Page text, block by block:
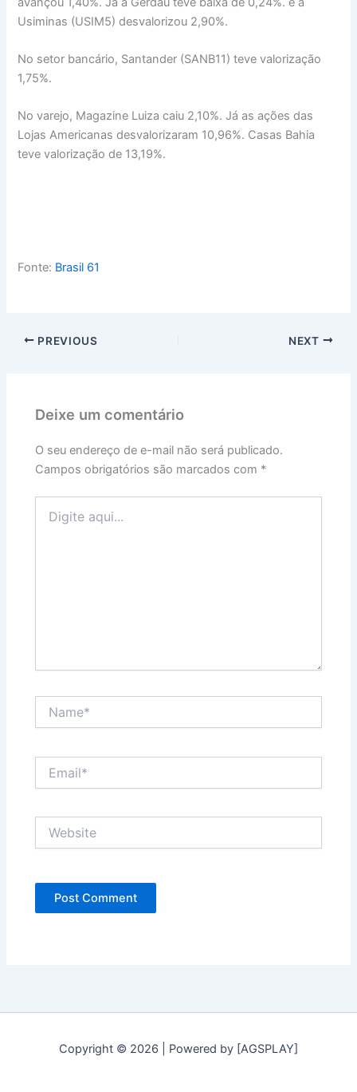
Usiminas (USIM5) desvalorizou 2,90%.
No setor bancário, Santander (SANB11) teve valorização
1,75%.
No varejo, Magazine Luiza caiu 2,10%. Já as ações das
Lojas Americanas desvalorizaram 10,96%. Casas Bahia
teve valorização de 13,19%.
Fonte: Brasil 61
PREVIOUS NEXT
Deixe um comentário
O seu endereço de e-mail não será publicado.
Campos obrigatórios são marcados com *
aqui...
Copyright © 2026 | Powered by [AGSPLAY]